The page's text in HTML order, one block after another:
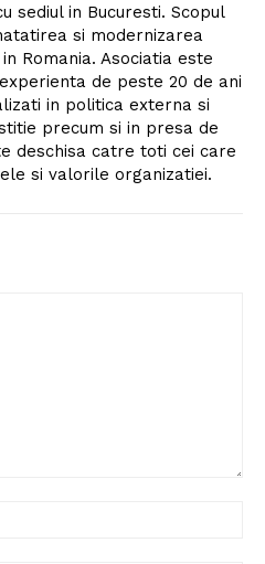
sediul in Bucuresti. Scopul
si modernizarea
Romania. Asociatia este
de peste 20 de ani
in politica externa si
precum si in presa de
deschisa catre toti cei care
si valorile organizatiei.